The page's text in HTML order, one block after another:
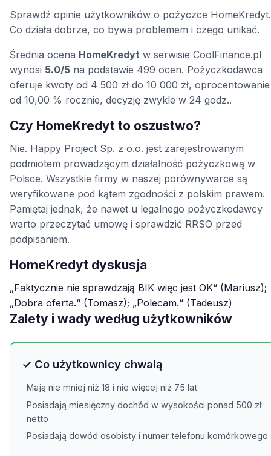
Sprawdź opinie użytkowników o pożyczce HomeKredyt.
Co działa dobrze, co bywa problemem i czego unikać.
Średnia ocena HomeKredyt w serwisie CoolFinance.pl
wynosi 5.0/5 na podstawie 499 ocen. Pożyczkodawca
oferuje kwoty od 4 500 zł do 10 000 zł, oprocentowanie
od 10,00 % rocznie, decyzję zwykle w 24 godz..
Czy HomeKredyt to oszustwo?
Nie. Happy Project Sp. z o.o. jest zarejestrowanym
podmiotem prowadzącym działalność pożyczkową w
Polsce. Wszystkie firmy w naszej porównywarce są
weryfikowane pod kątem zgodności z polskim prawem.
Pamiętaj jednak, że nawet u legalnego pożyczkodawcy
warto przeczytać umowę i sprawdzić RRSO przed
podpisaniem.
HomeKredyt dyskusja
„Faktycznie nie sprawdzają BIK więc jest OK“ (Mariusz);
„Dobra oferta.“ (Tomasz); „Polecam.“ (Tadeusz)
Zalety i wady według użytkowników
✓ Co użytkownicy chwalą
Mają nie mniej niż 18 i nie więcej niż 75 lat
Posiadają miesięczny dochód w wysokości ponad 500 zł
netto
Posiadają dowód osobisty i numer telefonu komórkowego